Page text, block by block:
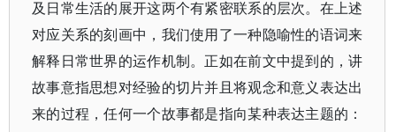
及日常生活的展开这两个有紧密联系的层次。在上述
对应关系的刻画中，我们使用了一种隐喻性的语词来
解释日常世界的运作机制。正如在前文中提到的，讲
故事意指思想对经验的切片并且将观念和意义表达出
来的过程，任何一个故事都是指向某种表达主题的：